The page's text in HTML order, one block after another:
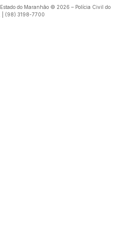
do Maranhão © 2026 – Polícia Civil do
| (98) 3198-7700